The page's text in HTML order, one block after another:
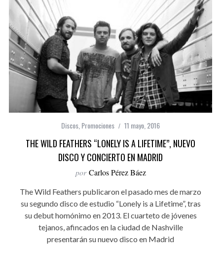
Discos Promociones 11 mayo, 2016
THE WILD FEATHERS “LONELY IS A LIFETIME”, NUEVO
DISCO Y CONCIERTO EN MADRID
por Carlos Pérez Báez
The Wild Feathers publicaron el pasado mes de marzo
su segundo disco de estudio “Lonely is a Lifetime”, tras
su debut homónimo en 2013. El cuarteto de jóvenes
tejanos, afincados en la ciudad de Nashville
presentarán su nuevo disco en Madrid